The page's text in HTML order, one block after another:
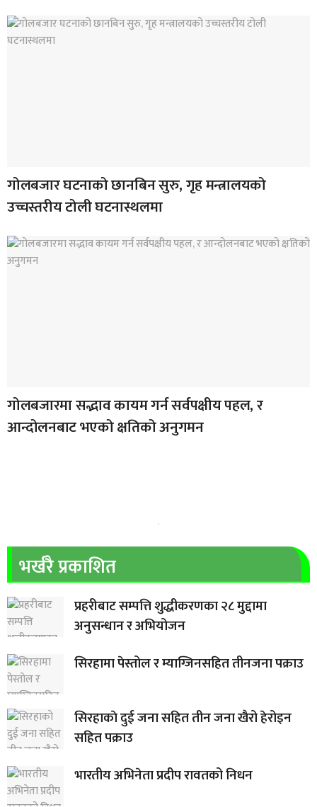
गोलबजार घटनाको छानबिन सुरु, गृह मन्त्रालयको
उच्चस्तरीय टोली घटनास्थलमा
गोलबजारमा सद्भाव कायम गर्न सर्वपक्षीय पहल, र
आन्दोलनबाट भएको क्षतिको अनुगमन
भर्खरै प्रकाशित
प्रहरीबाट सम्पत्ति शुद्धीकरणका २८ मुद्दामा
अनुसन्धान र अभियोजन
सिरहामा पेस्तोल र म्याग्जिनसहित तीनजना पक्राउ
सिरहाकाे दुई जना सहित तीन जना खैरो हेरोइन
सहित पक्राउ
भारतीय अभिनेता प्रदीप रावतको निधन